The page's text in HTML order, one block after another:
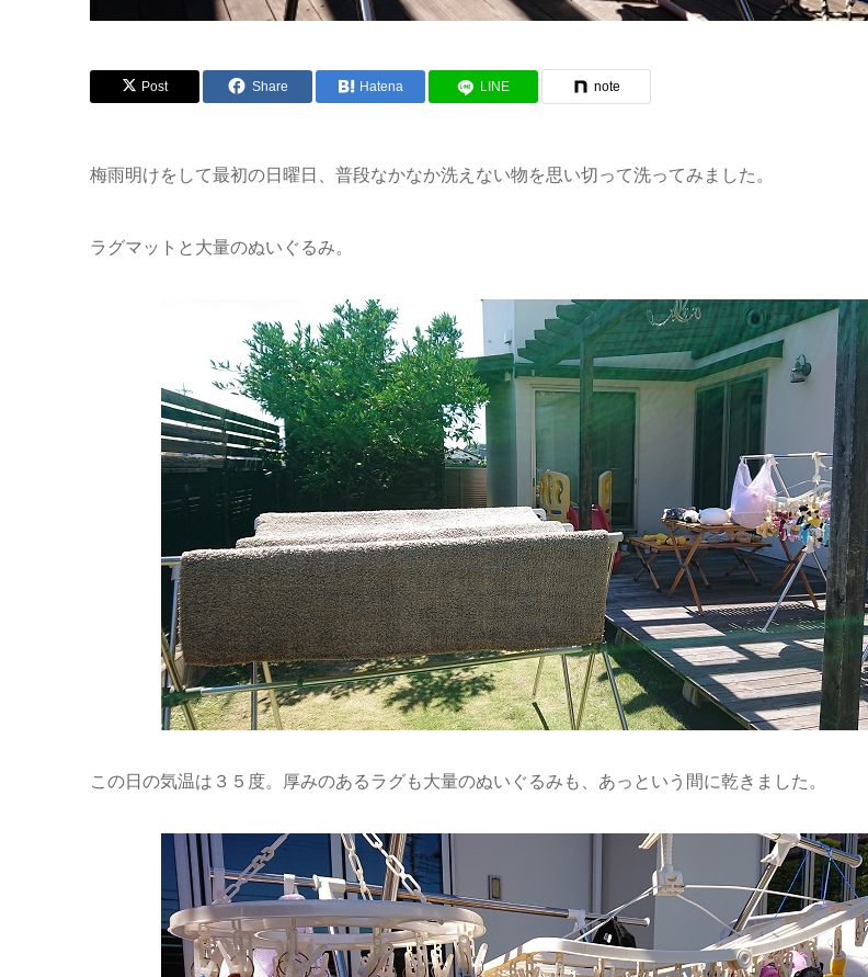
Post Share Hatena LINE note
梅雨明けをして最初の日曜日、普段なかなか洗えない物を思い切って洗ってみました。
ラグマットと大量のぬいぐるみ。
この日の気温は３５度。厚みのあるラグも大量のぬいぐるみも、あっという間に乾きました。